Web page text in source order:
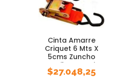
Cinta Amarre
Criquet 6 Mts X
5cms Zuncho
Trailer Cuatri
Moto
$27.048,25